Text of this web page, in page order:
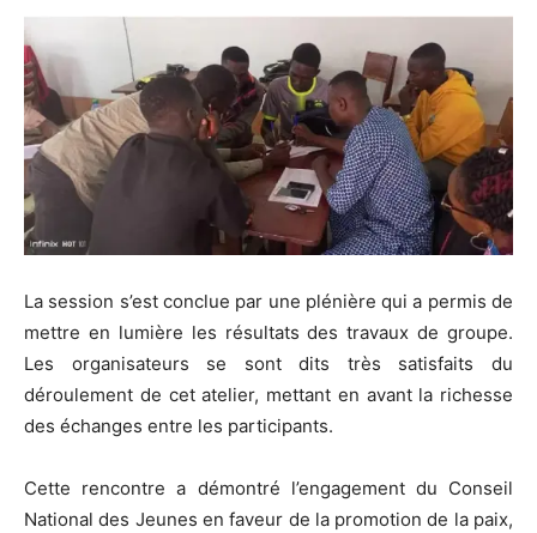
La session s’est conclue par une plénière qui a permis de
mettre en lumière les résultats des travaux de groupe.
Les organisateurs se sont dits très satisfaits du
déroulement de cet atelier, mettant en avant la richesse
des échanges entre les participants.
Cette rencontre a démontré l’engagement du Conseil
National des Jeunes en faveur de la promotion de la paix,